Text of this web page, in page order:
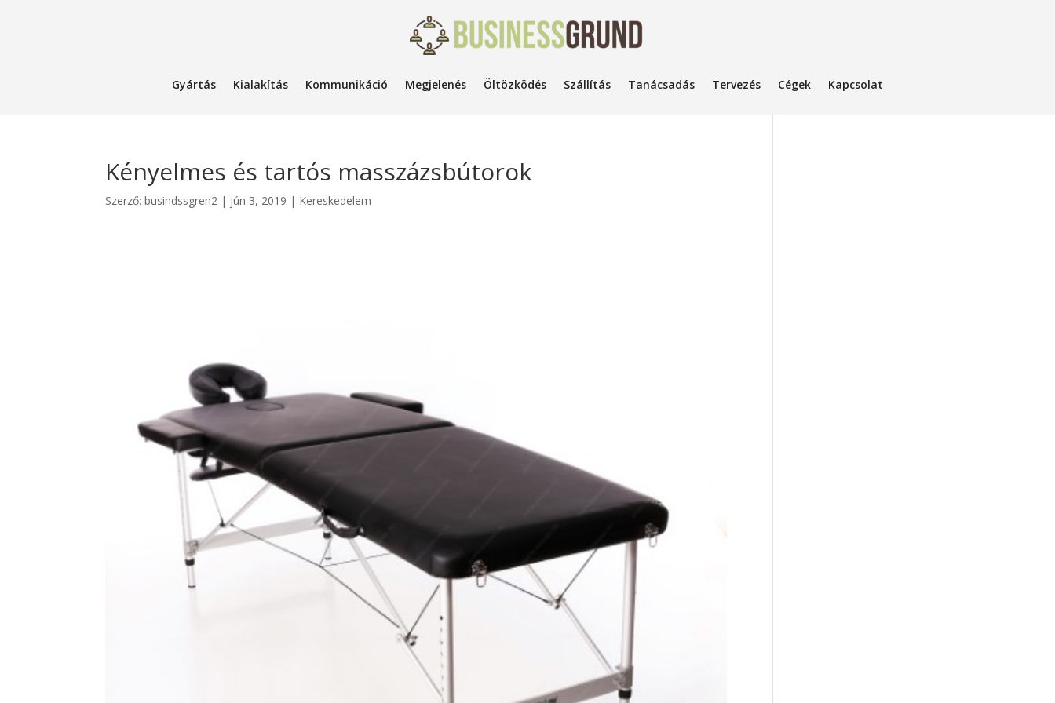
Gyártás Kialakítás Kommunikáció Megjelenés Öltözködés Szállítás Tanácsadás Tervezés Cégek Kapcsolat
Kényelmes és tartós masszázsbútorok
Szerző:busindssgren2 | jún 3, 2019 | Kereskedelem